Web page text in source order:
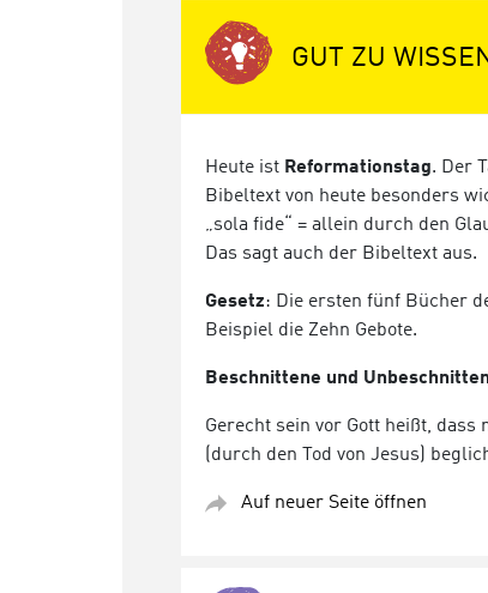
GUT ZU
Heute ist Reformationstag. Der
Bibeltext von heute besonders
„sola fide“ = allein durch den
Das sagt auch der Bibeltext aus.
Gesetz: Die ersten fünf Bücher
Beispiel die Zehn Gebote.
Beschnittene und
Gerecht sein vor Gott heißt,
(durch den Tod von Jesus)
Auf neuer Seite öffnen